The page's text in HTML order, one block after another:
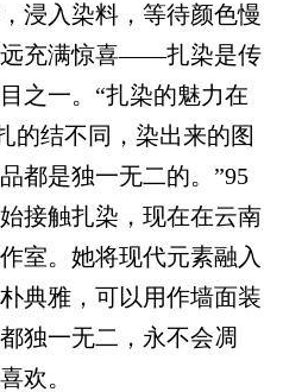
入染料，等待颜色慢
远充满惊喜——扎染是传
之一。“扎染的魅力在
的结不同，染出来的图
都是独一无二的。”95
接触扎染，现在在云南
室。她将现代元素融入
典雅，可以用作墙面装
独一无二，永不会凋
欢。